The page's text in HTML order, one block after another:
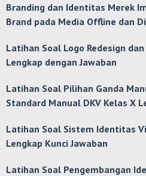
Branding dan Identitas Merek
Brand pada Media Offline dan
Latihan Soal Logo Redesign
Lengkap dengan Jawaban
Latihan Soal Pilihan Ganda
Standard Manual DKV Kelas X
Latihan Soal Sistem Identitas
Lengkap Kunci Jawaban
Latihan Soal Pengembangan